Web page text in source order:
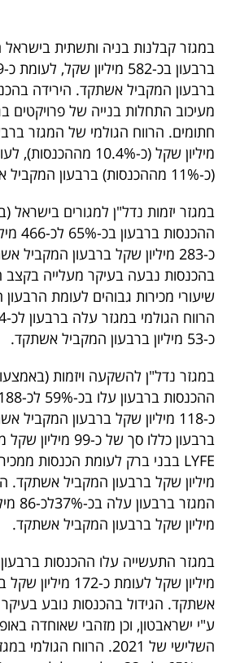
במגזר קבלנות בניה ותשתית
ברבעון המקביל אשתקד. הירידה
מעיכוב התחלות בנייה של פרויקטים
(כ-11% מההכנסות) ברבעון המקביל אשתקד.
במגזר יזמות נדל"ן למגורים
כ-283 מיליון שקל ברבעון
בהכנסות נבעה בעיקר מעלייה בקצב
שיעורי מכירות גבוהים לעומת
כ-53 מיליון ברבעון המקביל אשתקד.
במגזר נדל"ן להשקעה ויזמות
כ-118 מיליון שקל ברבעון
ברבעון כללו סך של כ-99 מיליון שקל ממכירות בפרויקט
LYFE
מיליון שקל ברבעון המקביל אשתקד.
מיליון שקל ברבעון המקביל אשתקד.
מיליון שקל לעומת כ-
אשתקד. הגידול בהכנסות נובע
ע"י ישראבטון, וכן מזהבי שאוחדה
השלישי של 2021. הרווח